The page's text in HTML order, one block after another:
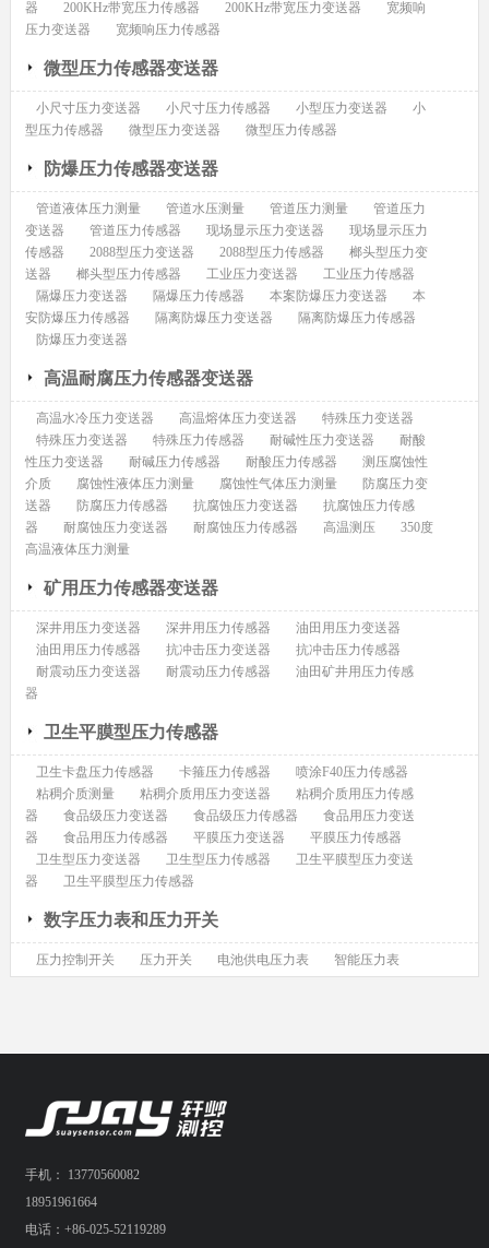
器
200KHz带宽压力传感器 200KHz带宽压力变送器
宽频响
压力变送器
宽频响压力传感器
微型压力传感器变送器
小尺寸压力变送器 小尺寸压力传感器 小型压力变送器
小
型压力传感器
微型压力变送器 微型压力传感器
防爆压力传感器变送器
管道液体压力测量 管道水压测量 管道压力测量
管道压力
变送器
管道压力传感器 现场显示压力变送器
现场显示压力
传感器
2088型压力变送器 2088型压力传感器
榔头型压力变
送器
榔头型压力传感器 工业压力变送器
工业压力传感器
隔爆压力变送器
隔爆压力传感器 本案防爆压力变送器
本
安防爆压力传感器
隔离防爆压力变送器
隔离防爆压力传感器
防爆压力变送器
高温耐腐压力传感器变送器
高温水冷压力变送器 高温熔体压力变送器
特殊压力变送器
特殊压力变送器
特殊压力传感器 耐碱性压力变送器
耐酸
性压力变送器
耐碱压力传感器 耐酸压力传感器
测压腐蚀性
介质
腐蚀性液体压力测量 腐蚀性气体压力测量
防腐压力变
送器
防腐压力传感器 抗腐蚀压力变送器
抗腐蚀压力传感
器
耐腐蚀压力变送器 耐腐蚀压力传感器 高温测压
350度
高温液体压力测量
矿用压力传感器变送器
深井用压力变送器 深井用压力传感器
油田用压力变送器
油田用压力传感器
抗冲击压力变送器
抗冲击压力传感器
耐震动压力变送器
耐震动压力传感器
油田矿井用压力传感
器
卫生平膜型压力传感器
卫生卡盘压力传感器 卡箍压力传感器
喷涂F40压力传感器
粘稠介质测量
粘稠介质用压力变送器
粘稠介质用压力传感
器
食品级压力变送器 食品级压力传感器
食品用压力变送
器
食品用压力传感器 平膜压力变送器
平膜压力传感器
卫生型压力变送器
卫生型压力传感器
卫生平膜型压力变送
器
卫生平膜型压力传感器
数字压力表和压力开关
压力控制开关 压力开关 电池供电压力表 智能压力表
手机： 13770560082
18951961664
电话：+86-025-52119289